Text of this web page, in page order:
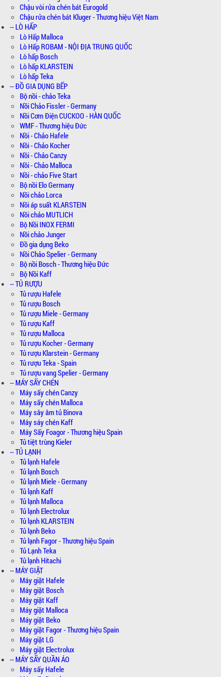
Chậu vòi rửa chén bát Eurogold
Chậu rửa chén bát Kluger - Thương hiệu Việt Nam
-- LÒ HẤP
Lò Hấp Malloca
Lò Hấp ROBAM - NỘI ĐỊA TRUNG QUỐC
Lò hấp Bosch
Lò hấp KLARSTEIN
Lò hấp Teka
-- ĐỒ GIA DỤNG BẾP
Bộ nồi - chảo Teka
Nồi Chảo Fissler - Germany
Nồi Cơm Điện CUCKOO - HÀN QUỐC
WMF - Thương hiệu Đức
Nồi - Chảo Hafele
Nồi - Chảo Kocher
Nồi - Chảo Canzy
Nồi - Chảo Malloca
Nồi - chảo Five Start
Bộ nồi Elo Germany
Nồi chảo Lorca
Nồi áp suất KLARSTEIN
Nồi chảo MUTLICH
Bộ Nồi INOX FERMI
Nồi chảo Junger
Đồ gia dụng Beko
Nồi Chảo Spelier - Germany
Bộ nồi Bosch - Thương hiệu Đức
Bộ Nồi Kaff
-- TỦ RƯỢU
Tủ rượu Hafele
Tủ rượu Bosch
Tủ rượu Miele - Germany
Tủ rượu Kaff
Tủ rượu Malloca
Tủ rượu Kocher - Germany
Tủ rượu Klarstein - Germany
Tủ rượu Teka - Spain
Tủ rượu vang Spelier - Germany
-- MÁY SẤY CHÉN
Máy sấy chén Canzy
Máy sấy chén Malloca
Máy sây âm tủ Binova
Máy sáy chén Kaff
Máy Sấy Foagor - Thương hiệu Spain
Tủ tiệt trùng Kieler
-- TỦ LẠNH
Tủ lạnh Hafele
Tủ lạnh Bosch
Tủ lạnh Miele - Germany
Tủ lạnh Kaff
Tủ lạnh Malloca
Tủ lạnh Electrolux
Tủ lạnh KLARSTEIN
Tủ lạnh Beko
Tủ lạnh Fagor - Thương hiệu Spain
Tủ Lạnh Teka
Tủ lạnh Hitachi
-- MÁY GIẶT
Máy giặt Hafele
Máy giặt Bosch
Máy giặt Kaff
Máy giặt Malloca
Máy giặt Beko
Máy giặt Fagor - Thương hiệu Spain
Máy giặt LG
Máy giặt Electrolux
-- MÁY SẤY QUẦN ÁO
Máy sấy Hafele